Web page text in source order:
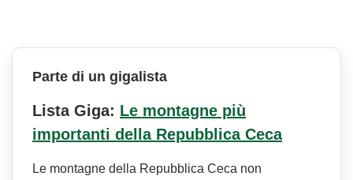
Parte di un gigalista
Lista Giga: Le montagne più
importanti della Repubblica Ceca
Le montagne della Repubblica Ceca non